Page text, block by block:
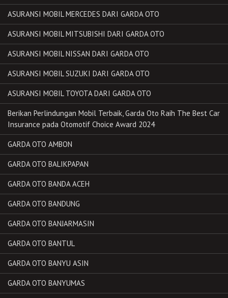
ASURANSI MOBIL MERCEDES DARI GARDA OTO
ASURANSI MOBIL MITSUBISHI DARI GARDA OTO
ASURANSI MOBIL NISSAN DARI GARDA OTO
ASURANSI MOBIL SUZUKI DARI GARDA OTO
ASURANSI MOBIL TOYOTA DARI GARDA OTO
Berikan Perlindungan Mobil Terbaik, Garda Oto Raih The Best Car
Insurance pada Otomotif Choice Award 2024
GARDA OTO AMBON
GARDA OTO BALIKPAPAN
GARDA OTO BANDA ACEH
GARDA OTO BANDUNG
GARDA OTO BANJARMASIN
GARDA OTO BANTUL
GARDA OTO BANYU ASIN
GARDA OTO BANYUMAS